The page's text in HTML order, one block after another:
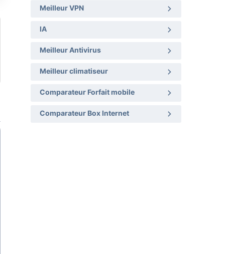
Meilleur VPN
IA
Meilleur Antivirus
Meilleur climatiseur
Comparateur Forfait mobile
Comparateur Box Internet